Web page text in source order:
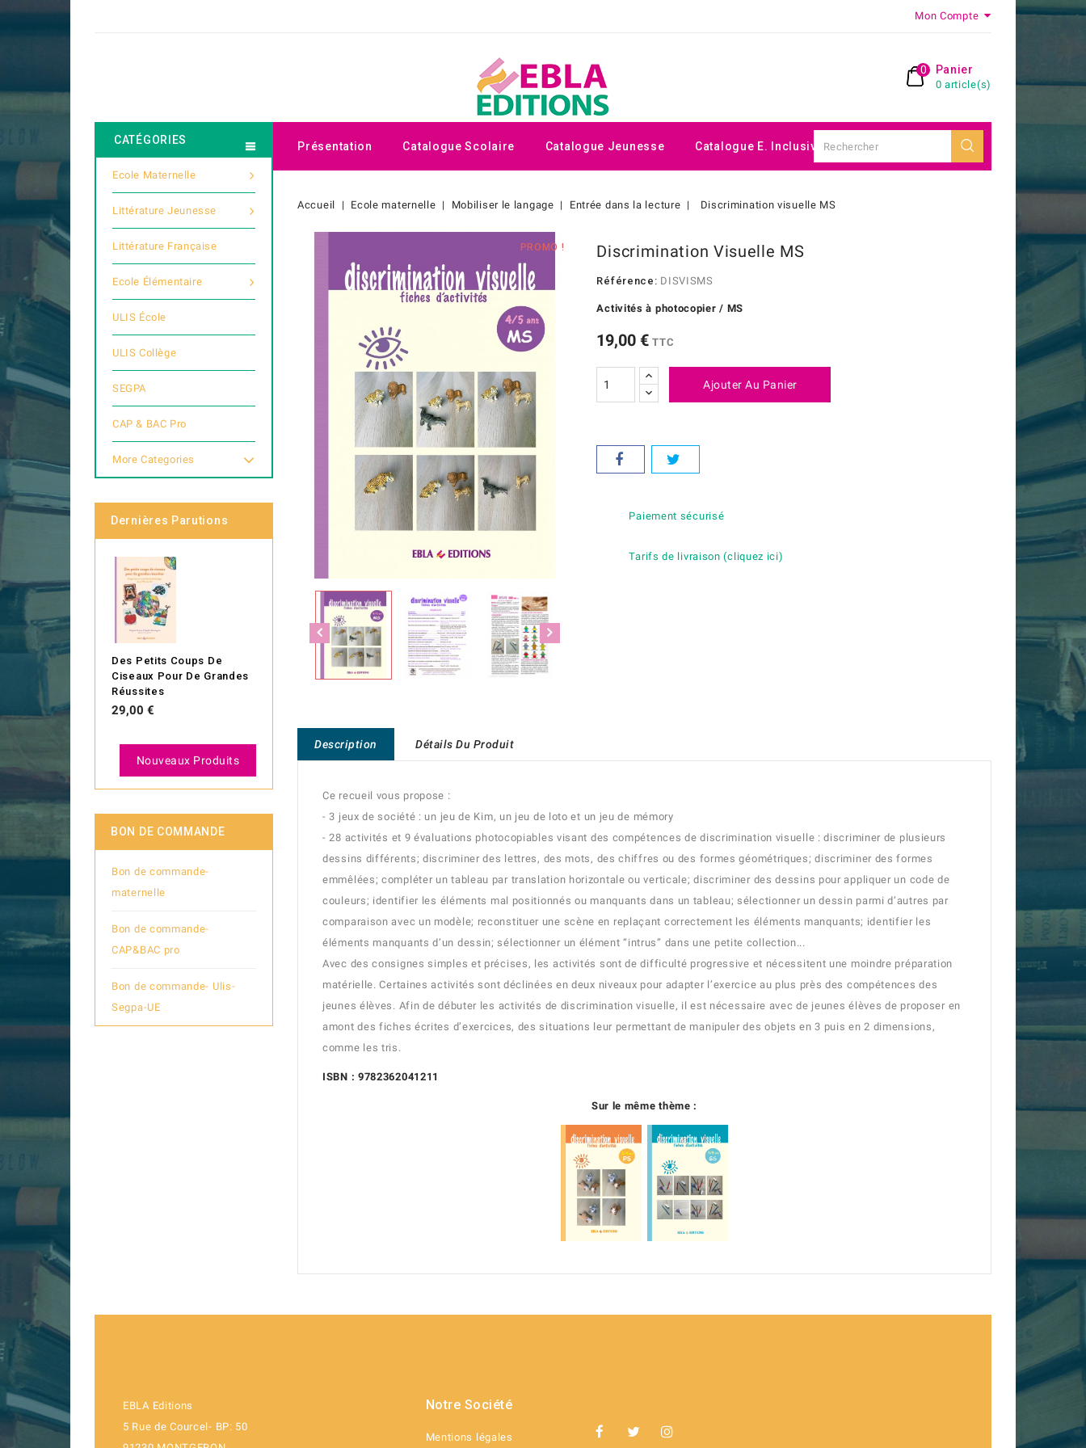
Mon Compte
Panier
0 article(s)
0
Présentation Catalogue Scolaire Catalogue Jeunesse Catalogue E. Inclusive
CATÉGORIES
Ecole Maternelle
Littérature Jeunesse
Littérature Française
Ecole Élémentaire
ULIS École
ULIS Collège
SEGPA
CAP & BAC Pro
More Categories
Dernières Parutions
Des Petits Coups De
Ciseaux Pour De Grandes
Réussites
Prix
29,00 €
Nouveaux Produits
BON DE COMMANDE
Bon de commande-
maternelle
Bon de commande-
CAP&BAC pro
Bon de commande- Ulis-
Segpa-UE
Accueil Ecole maternelle Mobiliser le langage Entrée dans la lecture Discrimination visuelle MS
PROMO ! Discrimination Visuelle MS
Référence: DISVISMS
Activités à photocopier / MS
19,00 € TTC
Ajouter Au Panier
Paiement sécurisé
Tarifs de livraison (cliquez ici)
Description Détails Du Produit
Ce recueil vous propose :
- 3 jeux de société : un jeu de Kim, un jeu de loto et un jeu de mémory
- 28 activités et 9 évaluations photocopiables visant des compétences de discrimination visuelle : discriminer de plusieurs
dessins différents; discriminer des lettres, des mots, des chiffres ou des formes géométriques; discriminer des formes
emmêlées; compléter un tableau par translation horizontale ou verticale; discriminer des dessins pour appliquer un code de
couleurs; identifier les éléments mal positionnés ou manquants dans un tableau; sélectionner un dessin parmi d’autres par
comparaison avec un modèle; reconstituer une scène en replaçant correctement les éléments manquants; identifier les
éléments manquants d’un dessin; sélectionner un élément “intrus” dans une petite collection...
Avec des consignes simples et précises, les activités sont de difficulté progressive et nécessitent une moindre préparation
matérielle. Certaines activités sont déclinées en deux niveaux pour adapter l’exercice au plus près des compétences des
jeunes élèves. Afin de débuter les activités de discrimination visuelle, il est nécessaire avec de jeunes élèves de proposer en
amont des fiches écrites d’exercices, des situations leur permettant de manipuler des objets en 3 puis en 2 dimensions,
comme les tris.
ISBN : 9782362041211
Sur le même thème :
EBLA Editions
5 Rue de Courcel- BP: 50
Notre Société
Mentions légales